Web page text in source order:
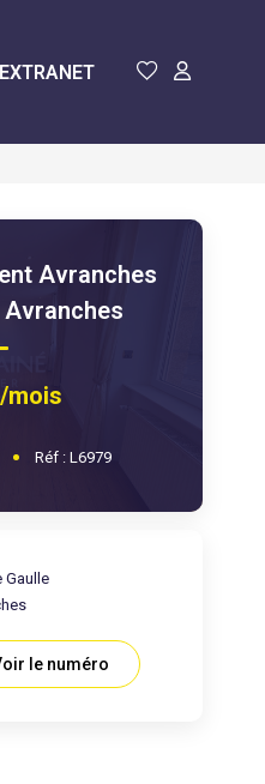
EXTRANET
Avranches
Avranches
mois
Réf : L6979
Gaulle
le numéro